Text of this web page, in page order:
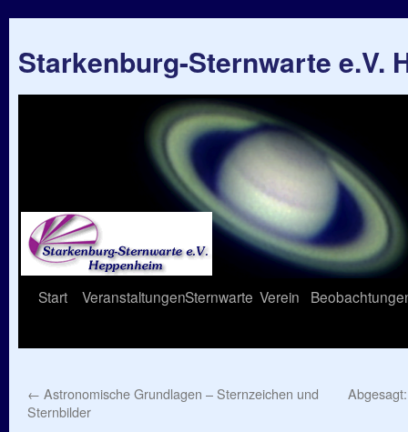
Starkenburg-Sternwarte e.V.
Springe
Start VeranstaltungenSternwarte Verein
← Astronomische Grundlagen – Sternzeichen und
Sternbilder